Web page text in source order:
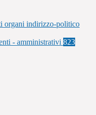
organi indirizzo-politico
- amministrativi 823